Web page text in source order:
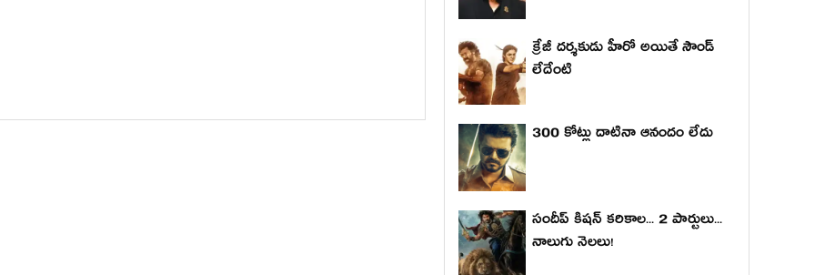
క్రేజీ దర్శకుడు హీరో అయితే సౌండ్
లేదేంటి
300 కోట్లు దాటినా ఆనందం లేదు
సందీప్ కిషన్ కరికాల... 2 పార్టులు...
నాలుగు నెలలు!